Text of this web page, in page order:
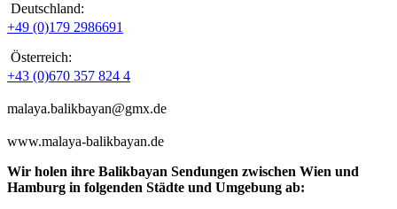
Deutschland:
+49 (0)179 2986691
Österreich:
+43 (0)670 357 824 4
malaya.balikbayan@gmx.de
www.malaya-balikbayan.de
Wir holen ihre Balikbayan Sendungen zwischen Wien und
Hamburg in folgenden Städte und Umgebung ab: